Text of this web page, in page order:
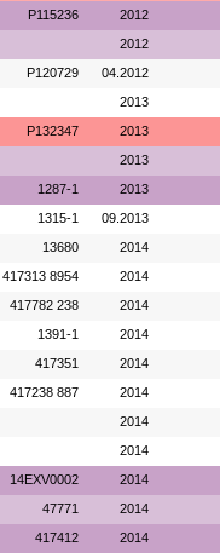
P115236 2012
2012
P120729 04.2012
2013
P132347 2013
2013
1287-1 2013
1315-1 09.2013
13680 2014
417313 8954 2014
417782 238 2014
1391-1 2014
417351 2014
417238 887 2014
2014
2014
14EXV0002 2014
47771 2014
417412 2014